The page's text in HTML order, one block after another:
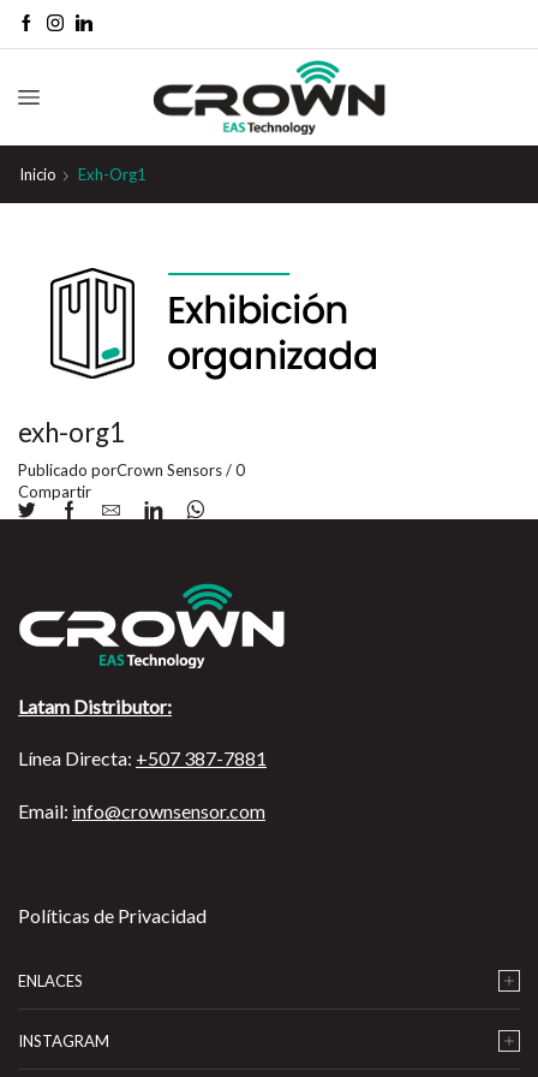
Inicio Exh-Org1
exh-org1
Publicado porCrown Sensors/0
Compartir
Latam Distributor:
Línea Directa: +507 387-7881
Email: info@crownsensor.com
Políticas de Privacidad
ENLACES
INSTAGRAM